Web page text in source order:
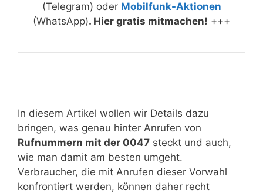
(Telegram) oder Mobilfunk-Aktionen
(WhatsApp). Hier gratis mitmachen! +++
In diesem Artikel wollen wir Details dazu
bringen, was genau hinter Anrufen von
Rufnummern mit der 0047 steckt und auch,
wie man damit am besten umgeht.
Verbraucher, die mit Anrufen dieser Vorwahl
konfrontiert werden, können daher recht